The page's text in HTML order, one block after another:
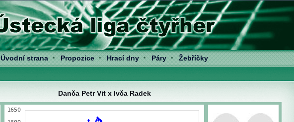
Úvodní strana*Propozice*Hrací dny*Páry*Žebříčky
Danča Petr Vit x Ivča Radek